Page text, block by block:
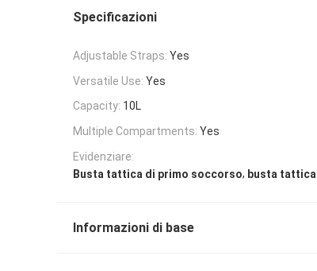
Specificazioni
Adjustable Straps: Yes
Versatile Use: Yes
Capacity: 10L
Multiple Compartments: Yes
Evidenziare:
Busta tattica di primo soccorso, busta
Informazioni di base